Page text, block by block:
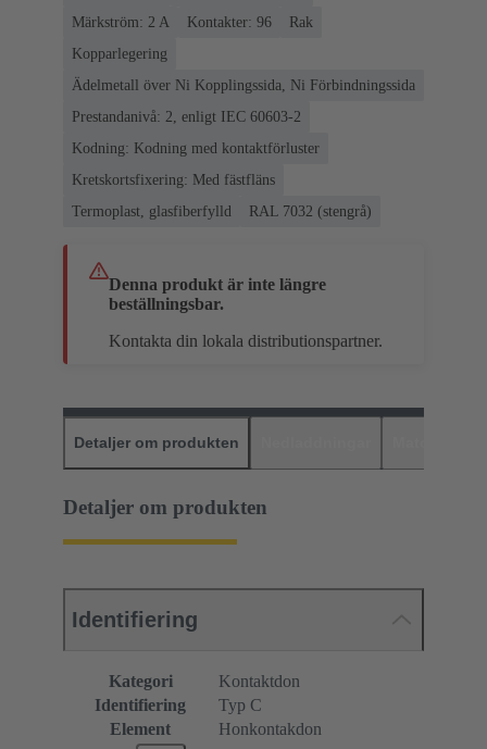
Märkström: ‌2 A
Kontakter: 96
Rak
Kopparlegering
Ädelmetall över Ni Kopplingssida, Ni Förbindningssida
Prestandanivå: 2, enligt IEC 60603-2
Kodning: Kodning med kontaktförluster
Kretskortsfixering: Med fästfläns
Termoplast, glasfiberfylld
RAL 7032 (stengrå)
Denna produkt är inte längre
beställningsbar.
Kontakta din lokala distributionspartner.
Detaljer om produkten
Detaljer om produkten
Identifiering
Kategori
Kontaktdon
Identifiering
Typ C
Element
Honkontakdon